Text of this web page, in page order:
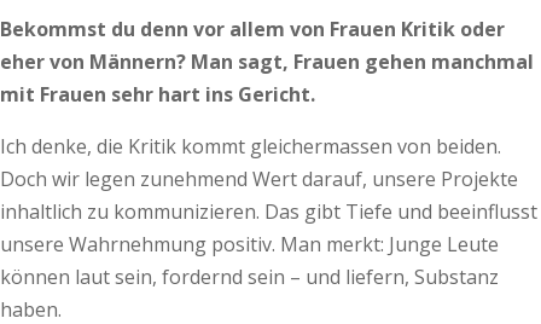
Bekommst du denn vor allem von Frauen Kritik oder
eher von Männern? Man sagt, Frauen gehen manchmal
mit Frauen sehr hart ins Gericht.
Ich denke, die Kritik kommt gleichermassen von beiden.
Doch wir legen zunehmend Wert darauf, unsere Projekte
inhaltlich zu kommunizieren. Das gibt Tiefe und beeinflusst
unsere Wahrnehmung positiv. Man merkt: Junge Leute
können laut sein, fordernd sein – und liefern, Substanz
haben.